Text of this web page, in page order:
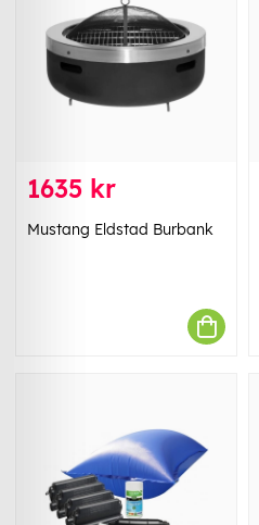
1635 kr
Mustang Eldstad Burbank